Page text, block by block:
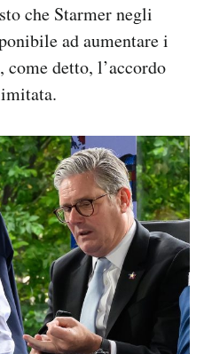
che Starmer negli
ad aumentare i
come detto, l’accordo